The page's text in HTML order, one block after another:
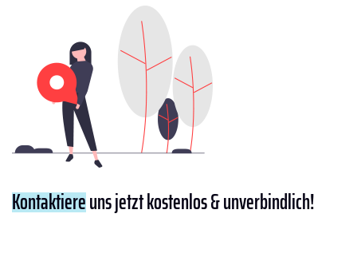
Kontaktiereuns jetzt kostenlos & unverbindlich!